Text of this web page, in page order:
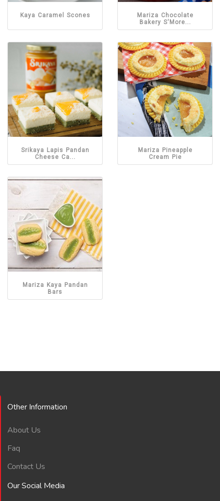
Kaya Caramel Scones
Mariza Chocolate
Bakery S'More...
Srikaya Lapis Pandan
Cheese Ca...
Mariza Pineapple
Cream Pie
Mariza Kaya Pandan
Bars
Other Information
About Us
Faq
Contact Us
Our Social Media